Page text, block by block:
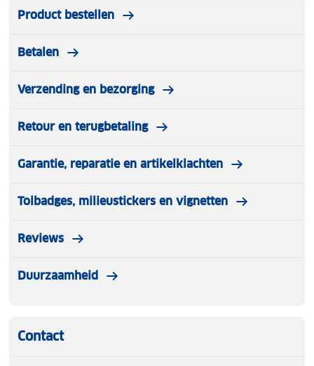
Product bestellen
Betalen
Verzending en bezorging
Retour en terugbetaling
Garantie, reparatie en artikelklachten
Tolbadges, milieustickers en vignetten
Reviews
Duurzaamheid
Contact